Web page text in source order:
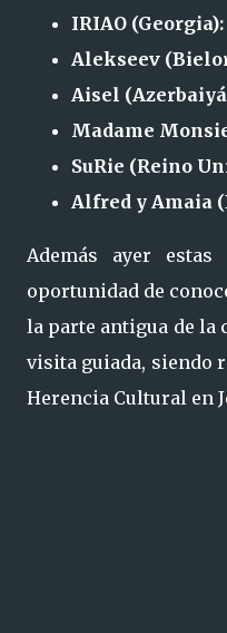
IRIAO (Georgia):
Alekseev
Aisel
Madame
SuRie (Reino
Alfred y Amaia
Además ayer estas
oportunidad de
la parte antigua de la
visita guiada, siendo
Herencia Cultural en